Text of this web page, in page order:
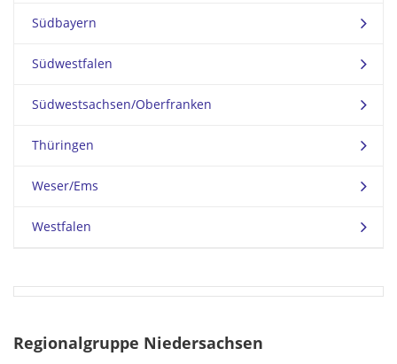
Südbayern
Südwestfalen
Südwestsachsen/Oberfranken
Thüringen
Weser/Ems
Westfalen
Regionalgruppe Niedersachsen